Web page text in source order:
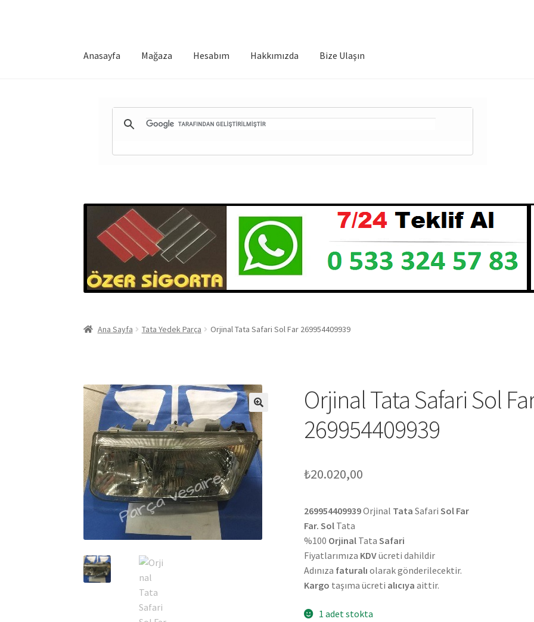
Anasayfa Mağaza Hesabım Hakkımızda Bize Ulaşın
Ana Sayfa Tata Yedek Parça Orjinal Tata Safari Sol Far 269954409939
🔍
Orjinal Tata Safari Sol
269954409939
₺20.020,00
269954409939Orjinal Tata Safari Sol Far
Far. Sol Tata
%100 Orjinal TataSafari
Fiyatlarımıza KDVücreti dahildir
Adınıza faturalı olarak gönderilecektir.
Kargo taşıma ücreti alıcıya aittir.
1 adet stokta